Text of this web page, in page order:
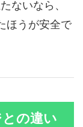
ないなら、
ほうが安全で
の違い